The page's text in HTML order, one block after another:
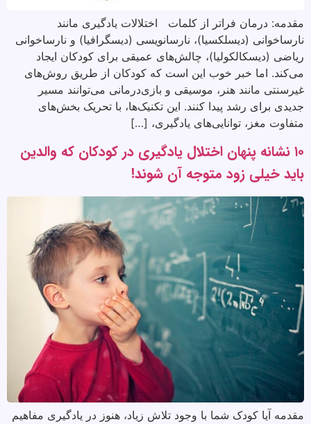
مقدمه: درمان فراتر از کلمات اختلالات یادگیری مانند
نارساخوانی (دیسلکسیا)، نارسانویسی (دیسگرافیا) و نارساخوانی
ریاضی (دیسکالکولیا)، چالش‌های عمیقی برای کودکان ایجاد
می‌کند. اما خبر خوب این است که کودکان از طریق روش‌های
غیرسنتی مانند هنر، موسیقی و بازی‌درمانی می‌توانند مسیر
جدیدی برای رشد پیدا کنند. این تکنیک‌ها، با تحریک بخش‌های
متفاوت مغز، توانایی‌های یادگیری، […]
۱۰ نشانه پنهان اختلال یادگیری در کودکان که والدین
باید خیلی زود متوجه آن شوند!
مقدمه آیا کودک شما با وجود تلاش زیاد، هنوز در یادگیری مفاهیم